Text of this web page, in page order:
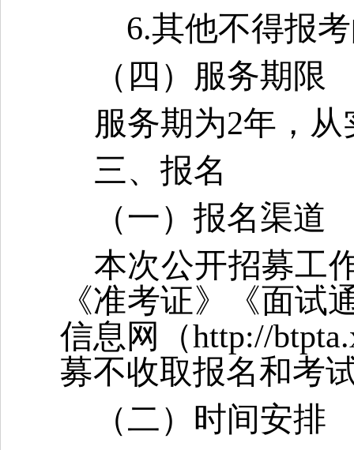
6.其他不得报考
（四）服务期限
服务期为2年，
三、报名
（一）报名渠道
本次公开招募工
《准考证》《面试
信息网（http://
募不收取报名和考
（二）时间安排